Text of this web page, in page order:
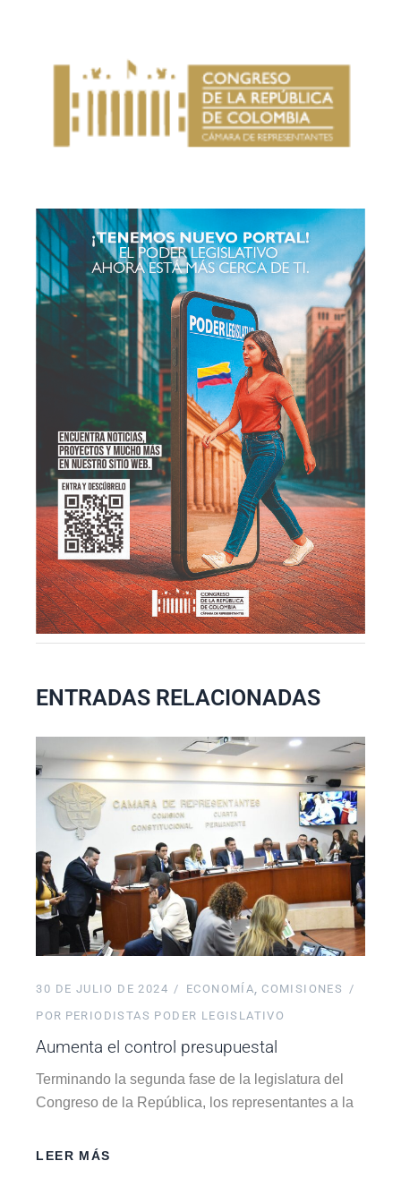
ENTRADAS RELACIONADAS
30 DE JULIO DE 2024 ECONOMÍA
COMISIONES
POR PERIODISTAS PODER LEGISLATIVO
Aumenta el control presupuestal
Terminando la segunda fase de la legislatura del
Congreso de la República, los representantes a la
LEER MÁS